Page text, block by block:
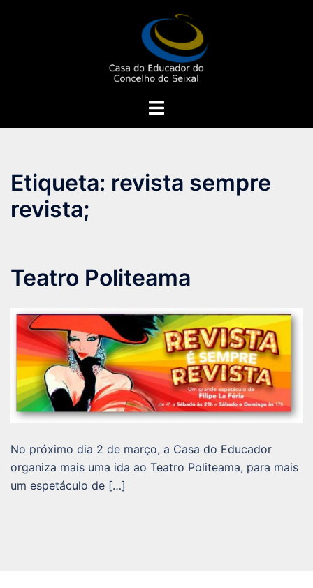
Alternar
Etiqueta: revista sempre
revista;
Teatro Politeama
No próximo dia 2 de março, a Casa do Educador
organiza mais uma ida ao Teatro Politeama, para mais
um espetáculo de […]